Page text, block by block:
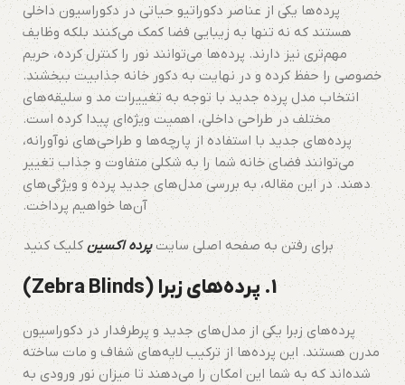
پرده‌ها یکی از عناصر دکوراتیو حیاتی در دکوراسیون داخلی
هستند که نه تنها به زیبایی فضا کمک می‌کنند بلکه وظایف
مهم‌تری نیز دارند. پرده‌ها می‌توانند نور را کنترل کرده، حریم
خصوصی را حفظ کرده و در نهایت به دکور خانه جذابیت ببخشند.
انتخاب مدل پرده جدید با توجه به تغییرات مد و سلیقه‌های
مختلف در طراحی داخلی، اهمیت ویژه‌ای پیدا کرده است.
پرده‌های جدید با استفاده از پارچه‌ها و طراحی‌های نوآورانه،
می‌توانند فضای خانه شما را به شکلی متفاوت و جذاب تغییر
دهند. در این مقاله، به بررسی مدل‌های جدید پرده و ویژگی‌های
آن‌ها خواهیم پرداخت.
برای رفتن به صفحه اصلی سایتپرده اکسین کلیک کنید
1. پرده‌های زبرا (Zebra Blinds)
پرده‌های زبرا یکی از مدل‌های جدید و پرطرفدار در دکوراسیون
مدرن هستند. این پرده‌ها از ترکیب لایه‌های شفاف و مات ساخته
شده‌اند که به شما این امکان را می‌دهند تا میزان نور ورودی به